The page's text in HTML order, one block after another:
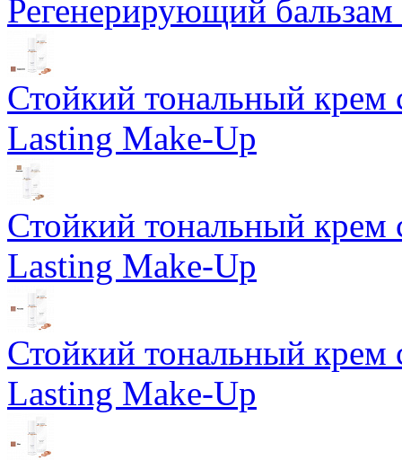
Регенерирующий
Стойкий тональный
Lasting Make-Up
Стойкий тональный
Lasting Make-Up
Стойкий тональный
Lasting Make-Up